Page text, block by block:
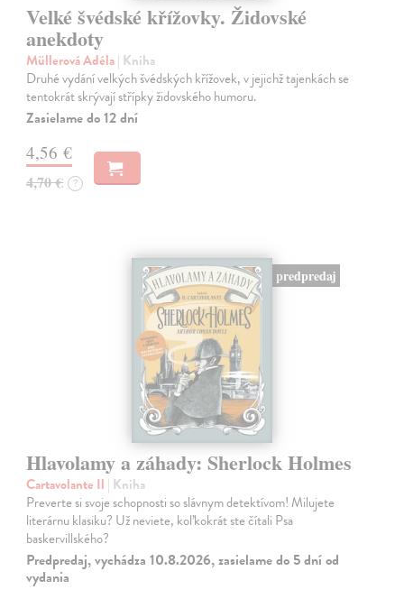
Velké švédské křížovky. Židovské
anekdoty
Müllerová Adéla| Kniha
Druhé vydání velkých švédských křížovek, v jejichž tajenkách se
tentokrát skrývají střípky židovského humoru.
Zasielame do 12 dní
4,56 €
4,70 € ?
predpredaj
Hlavolamy a záhady: Sherlock Holmes
Cartavolante Il | Kniha
Preverte si svoje schopnosti so slávnym detektívom! Milujete
literárnu klasiku? Už neviete, koľkokrát ste čítali Psa
baskervillského?
Predpredaj, vychádza 10.8.2026, zasielame do 5 dní od
vydania